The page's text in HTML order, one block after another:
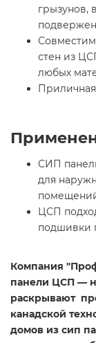
грызунов,
стен из
любых
СИП
для
ЦСП
подшивки
Компания
панели ЦСП —
раскрывают
канадской
домов из сип